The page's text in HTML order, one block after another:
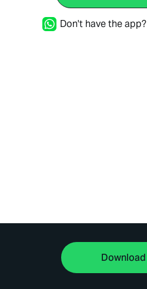
Don't have the app?
Download